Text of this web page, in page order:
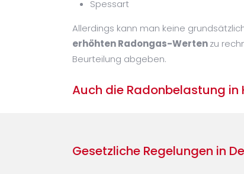
Spessart
Allerdings kann man keine
erhöhten Radongas-Wertenzu
Beurteilung abgeben.
Auch die Radonbelastung in
Gesetzliche Regelungen in